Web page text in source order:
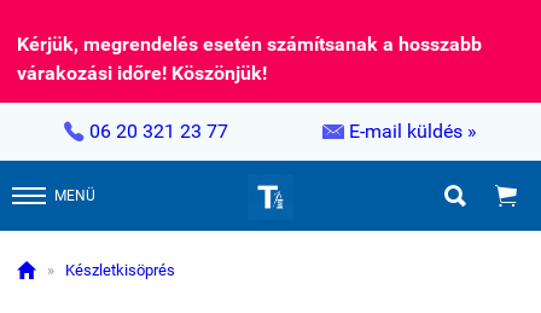
Kérjük, megrendelés esetén számítsanak a hosszabb
várakozási időre! Köszönjük!
 06 20 321 23 77  E-mail küldés »
MENÜ  
 » Készletkisöprés